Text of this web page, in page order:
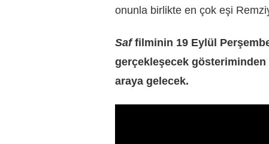
onunla birlikte en çok eşi
Saffilminin 19 Eylül Perşembe
gerçekleşecek
araya gelecek.